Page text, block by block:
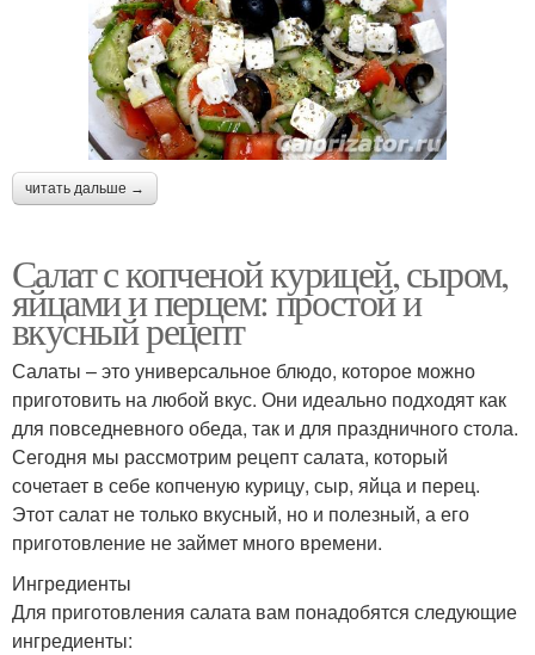
читать дальше →
Салат с копченой курицей, сыром,
яйцами и перцем: простой и
вкусный рецепт
Салаты – это универсальное блюдо, которое можно
приготовить на любой вкус. Они идеально подходят как
для повседневного обеда, так и для праздничного стола.
Сегодня мы рассмотрим рецепт салата, который
сочетает в себе копченую курицу, сыр, яйца и перец.
Этот салат не только вкусный, но и полезный, а его
приготовление не займет много времени.
Ингредиенты
Для приготовления салата вам понадобятся следующие
ингредиенты: